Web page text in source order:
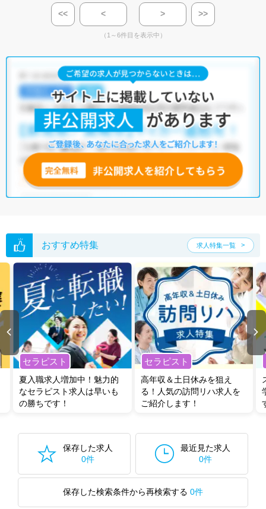
<< < > >>
（1～6件目を表示中）
おすすめ特集 求人特集一覧
セラピスト
夏入職求人増加中！魅力的
なセラピスト求人は早いも
の勝ちです！
セラピスト
高年収＆土日休みを狙え
る！人気の訪問リハ求人を
ご紹介します！
保存した求人
0件
最近見た求人
0件
保存した検索条件から再検索する 0件